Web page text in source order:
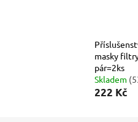
masky
pár=2ks
Skladem
222 Kč